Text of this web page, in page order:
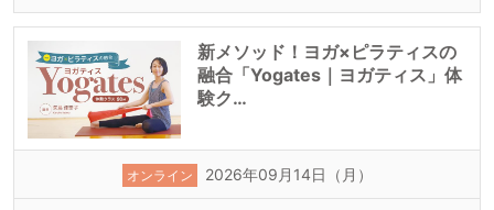
新メソッド！ヨガ×ピラティスの
融合「Yogates｜ヨガティス」体
験ク…
オンライン 2026年09月14日（月）